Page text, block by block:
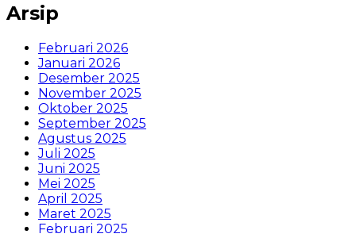
Arsip
Februari 2026
Januari 2026
Desember 2025
November 2025
Oktober 2025
September 2025
Agustus 2025
Juli 2025
Juni 2025
Mei 2025
April 2025
Maret 2025
Februari 2025